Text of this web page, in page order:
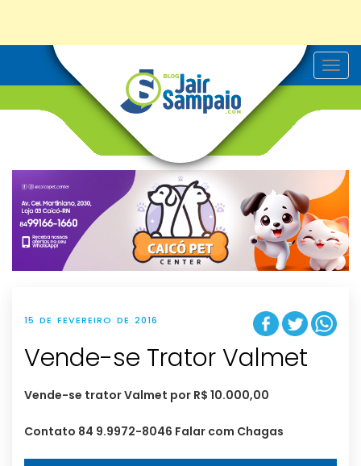
T
o
v
g
t
i
o
n
15 DE FEVEREIRO DE 2016
Vende-se Trator Valmet
Vende-se trator Valmet por R$ 10.000,00
Contato 84 9.9972-8046 Falar com Chagas